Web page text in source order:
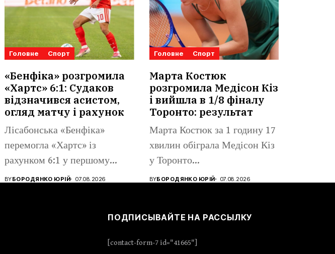
Головне Спорт
«Бенфіка» розгромила
«Хартс» 6:1: Судаков
відзначився асистом,
огляд матчу і рахунок
Лісабонська «Бенфіка»
перемогла «Хартс» із
рахунком 6:1 у першому
матчі третього
BYБОРОДЯНКО ЮРІЙ 07.08.2026
Головне Спорт
Марта Костюк
розгромила Медісон Кіз
і вийшла в 1/8 фіналу
Торонто: результат
Марта Костюк за 1 годину 17
хвилин обіграла Медісон Кіз
у Торонто...
BYБОРОДЯНКО ЮРІЙ 07.08.2026
ПОДПИСЫВАЙТЕ НА РАССЫЛКУ
[contact-form-7 id="41665"]